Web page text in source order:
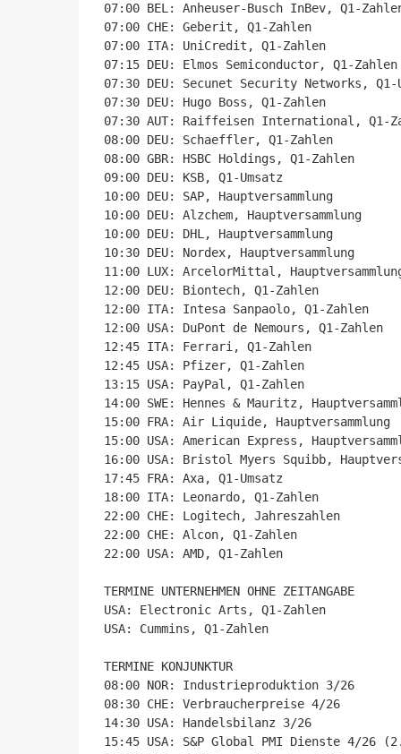
07:00 BEL: Anheuser-Busch InBev, Q1-
07:00 CHE: Geberit, Q1-Zahlen
07:00 ITA: UniCredit, Q1-Zahlen
07:15 DEU: Elmos Semiconductor, Q1-Zahlen
07:30 DEU: Secunet Security Networks, Q1-
07:30 DEU: Hugo Boss, Q1-Zahlen
07:30 AUT: Raiffeisen International, Q1-
08:00 DEU: Schaeffler, Q1-Zahlen
08:00 GBR: HSBC Holdings, Q1-Zahlen
09:00 DEU: KSB, Q1-Umsatz
10:00 DEU: SAP, Hauptversammlung
10:00 DEU: Alzchem, Hauptversammlung
10:00 DEU: DHL, Hauptversammlung
10:30 DEU: Nordex, Hauptversammlung
11:00 LUX: ArcelorMittal,
12:00 DEU: Biontech, Q1-Zahlen
12:00 ITA: Intesa Sanpaolo, Q1-Zahlen
12:00 USA: DuPont de Nemours, Q1-Zahlen
12:45 ITA: Ferrari, Q1-Zahlen
12:45 USA: Pfizer, Q1-Zahlen
13:15 USA: PayPal, Q1-Zahlen
14:00 SWE: Hennes & Mauritz,
15:00 FRA: Air Liquide, Hauptversammlung
15:00 USA: American Express,
16:00 USA: Bristol Myers Squibb,
17:45 FRA: Axa, Q1-Umsatz
18:00 ITA: Leonardo, Q1-Zahlen
22:00 CHE: Logitech, Jahreszahlen
22:00 CHE: Alcon, Q1-Zahlen
22:00 USA: AMD, Q1-Zahlen
TERMINE UNTERNEHMEN OHNE ZEITANGABE
USA: Electronic Arts, Q1-Zahlen
USA: Cummins, Q1-Zahlen
TERMINE KONJUNKTUR
08:00 NOR: Industrieproduktion 3/26
08:30 CHE: Verbraucherpreise 4/26
14:30 USA: Handelsbilanz 3/26
15:45 USA: S&P Global PMI Dienste 4/26